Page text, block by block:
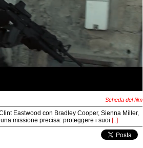
Scheda del film
Eastwood con Bradley Cooper, Sienna Miller,
missione precisa: proteggere i suoi [..]